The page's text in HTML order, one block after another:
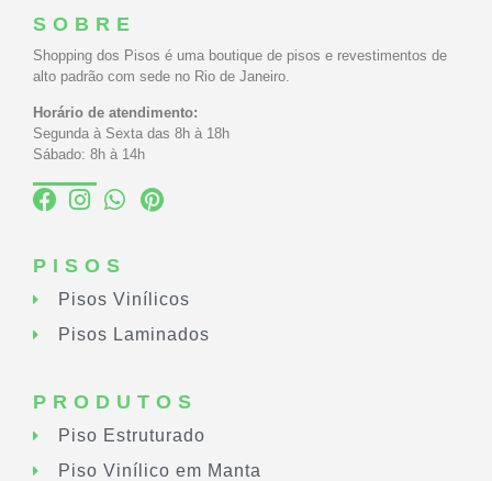
SOBRE
Shopping dos Pisos é uma boutique de pisos e revestimentos de
alto padrão com sede no Rio de Janeiro.
Horário de atendimento:
Segunda à Sexta das 8h à 18h
Sábado: 8h à 14h
PISOS
Pisos Vinílicos
Pisos Laminados
PRODUTOS
Piso Estruturado
Piso Vinílico em Manta